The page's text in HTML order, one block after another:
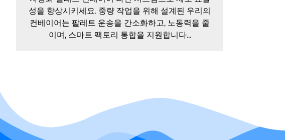
성을 향상시키세요. 중량 작업을 위해 설계된 우리의
컨베이어는 팔레트 운송을 간소화하고, 노동력을 줄
이며, 스마트 팩토리 통합을 지원합니다...